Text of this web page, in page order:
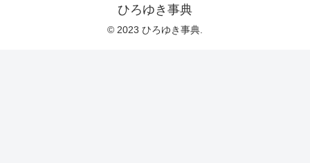
ひろゆき事典
© 2023 ひろゆき事典.